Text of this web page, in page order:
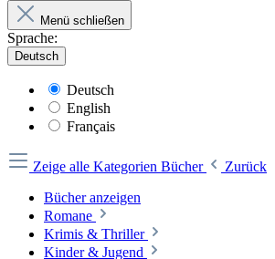
Menü schließen
Sprache:
Deutsch
Deutsch
English
Français
Zeige alle Kategorien Bücher
Zurück
Bücher anzeigen
Romane
Krimis & Thriller
Kinder & Jugend